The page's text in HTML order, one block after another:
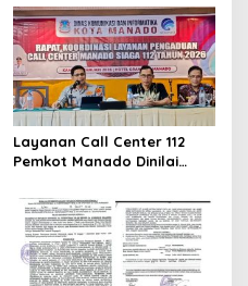
Titiwungen Utara
Layanan Call Center 112
Pemkot Manado Dinilai
Masyarakat